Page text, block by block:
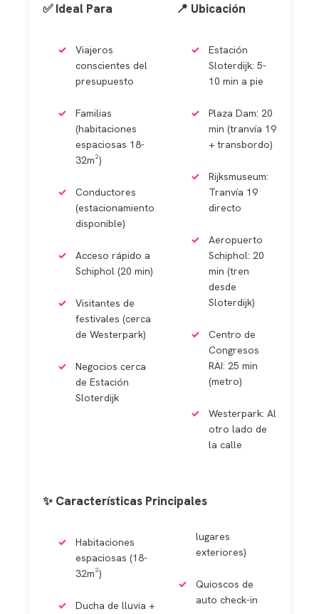
✅ Ideal Para
Viajeros
conscientes del
presupuesto
Familias
(habitaciones
espaciosas 18-
32m²)
Conductores
(estacionamiento
disponible)
Acceso rápido a
Schiphol (20 min)
Visitantes de
festivales (cerca
de Westerpark)
Negocios cerca
de Estación
Sloterdijk
📍 Ubicación
Estación
Sloterdijk: 5-
10 min a pie
Plaza Dam: 20
min (tranvía 19
+ transbordo)
Rijksmuseum:
Tranvía 19
directo
Aeropuerto
Schiphol: 20
min (tren
desde
Sloterdijk)
Centro de
Congresos
RAI: 25 min
(metro)
Westerpark: Al
otro lado de
la calle
✨ Características Principales
Habitaciones
espaciosas (18-
32m²)
Ducha de lluvia +
lugares
exteriores)
Quioscos de
auto check-in